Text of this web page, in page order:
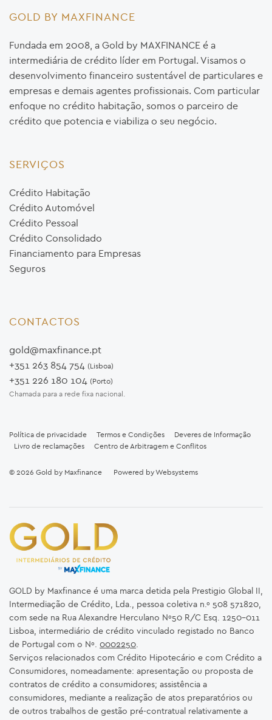
GOLD BY MAXFINANCE
Fundada em 2008, a Gold by MAXFINANCE é a
intermediária de crédito líder em Portugal. Visamos o
desenvolvimento financeiro sustentável de particulares e
empresas e demais agentes profissionais. Com particular
enfoque no crédito habitação, somos o parceiro de
crédito que potencia e viabiliza o seu negócio.
SERVIÇOS
Crédito Habitação
Crédito Automóvel
Crédito Pessoal
Crédito Consolidado
Financiamento para Empresas
Seguros
CONTACTOS
gold@maxfinance.pt
+351 263 854 754 (Lisboa)
+351 226 180 104 (Porto)
Chamada para a rede fixa nacional.
Política de privacidade Termos e Condições
Deveres de Informação
Livro de reclamações
Centro de Arbitragem e Conflitos
© 2026 Gold by Maxfinance Powered byWebsystems
GOLD by Maxfinance é uma marca detida pela Prestigio Global II,
Intermediação de Crédito, Lda., pessoa coletiva n.º 508 571820,
com sede na Rua Alexandre Herculano Nº50 R/C Esq. 1250-011
Lisboa, intermediário de crédito vinculado registado no Banco
de Portugal com o Nº. 0002250.
Serviços relacionados com Crédito Hipotecário e com Crédito a
Consumidores, nomeadamente: apresentação ou proposta de
contratos de crédito a consumidores; assistência a
consumidores, mediante a realização de atos preparatórios ou
de outros trabalhos de gestão pré-contratual relativamente a